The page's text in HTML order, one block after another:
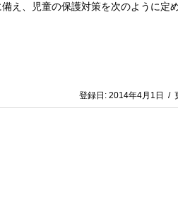
え、児童の保護対策を次のように定
登録日: 2014年4月1日 /